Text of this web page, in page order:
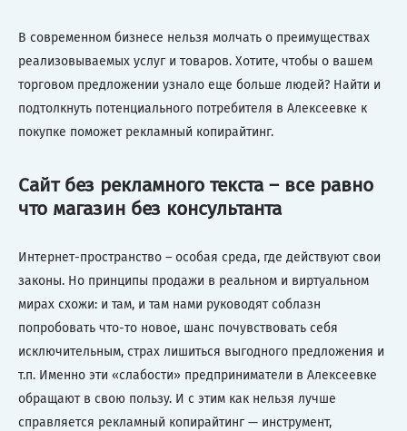
В современном бизнесе нельзя молчать о преимуществах
реализовываемых услуг и товаров. Хотите, чтобы о вашем
торговом предложении узнало еще больше людей? Найти и
подтолкнуть потенциального потребителя в Алексеевке к
покупке поможет рекламный копирайтинг.
Сайт без рекламного текста – все равно
что магазин без консультанта
Интернет-пространство – особая среда, где действуют свои
законы. Но принципы продажи в реальном и виртуальном
мирах схожи: и там, и там нами руководят соблазн
попробовать что-то новое, шанс почувствовать себя
исключительным, страх лишиться выгодного предложения и
т.п. Именно эти «слабости» предприниматели в Алексеевке
обращают в свою пользу. И с этим как нельзя лучше
справляется рекламный копирайтинг — инструмент,